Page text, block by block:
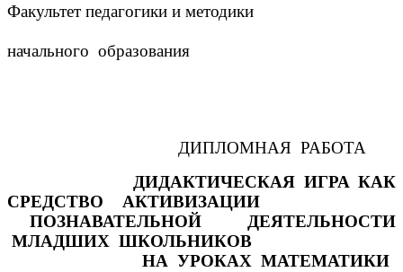
Факультет педагогики и методики
начального образования
ДИПЛОМНАЯ РАБОТА
ДИДАКТИЧЕСКАЯ ИГРА КАК
СРЕДСТВО АКТИВИЗАЦИИ
ПОЗНАВАТЕЛЬНОЙ ДЕЯТЕЛЬНОСТИ
МЛАДШИХ ШКОЛЬНИКОВ
НА УРОКАХ МАТЕМАТИКИ